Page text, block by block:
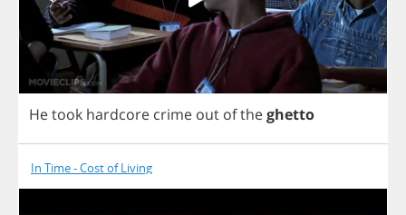
Hetook hardcore crime out oftheghetto
In Time - Cost of Living